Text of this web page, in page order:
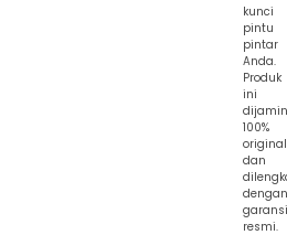
kunci
pintu
pintar
Anda.
Produk
ini
dijamin
100%
original
dan
dengan
garansi
resmi.